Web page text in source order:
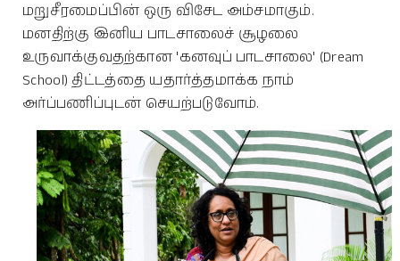
மறுசீரமைப்பின் ஒரு விசேட அம்சமாகும்.
மனதிற்கு இனிய பாடசாலைச் சூழலை
உருவாக்குவதற்கான 'கனவுப் பாடசாலை' (Dream
School) திட்டத்தை யதார்த்தமாக்க நாம்
அர்ப்பணிப்புடன் செயற்படுவோம்.